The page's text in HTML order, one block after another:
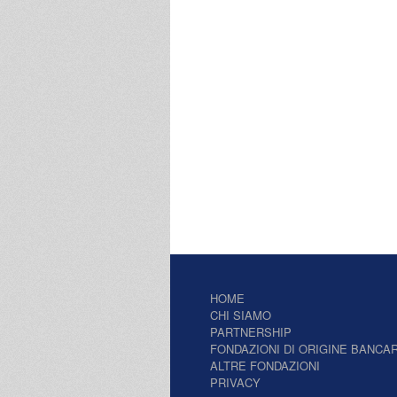
HOME
CHI SIAMO
PARTNERSHIP
FONDAZIONI DI ORIGINE
ALTRE FONDAZIONI
PRIVACY